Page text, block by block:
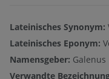
Lateinisches Synonym:
Lateinisches Eponym:
Namensgeber: Galenus
Verwandte